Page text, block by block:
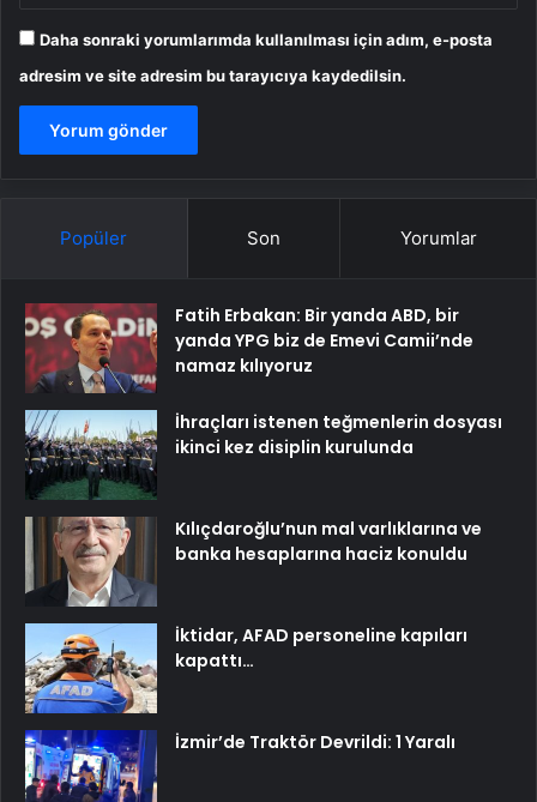
Daha sonraki yorumlarımda kullanılması için adım, e-posta
adresim ve site adresim bu tarayıcıya kaydedilsin.
Popüler Son Yorumlar
Fatih Erbakan: Bir yanda ABD, bir
yanda YPG biz de Emevi Camii’nde
namaz kılıyoruz
İhraçları istenen teğmenlerin dosyası
ikinci kez disiplin kurulunda
Kılıçdaroğlu’nun mal varlıklarına ve
banka hesaplarına haciz konuldu
İktidar, AFAD personeline kapıları
kapattı…
İzmir’de Traktör Devrildi: 1 Yaralı